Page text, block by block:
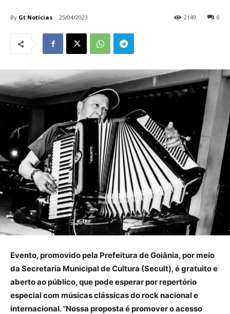
By Gt Notícias 25/04/2023 0
2149
Evento, promovido pela Prefeitura de Goiânia, por meio
da Secretaria Municipal de Cultura (Secult), é gratuito e
aberto ao público, que pode esperar por repertório
especial com músicas clássicas do rock nacional e
internacional. “Nossa proposta é promover o acesso